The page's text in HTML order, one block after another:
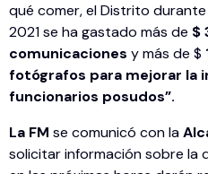
qué comer, el Distrito
2021 se ha gastado más de $
comunicaciones y más de $
fotógrafos para mejorar la
funcionarios posudos”.
La FM se comunicó con la
solicitar información sobre la